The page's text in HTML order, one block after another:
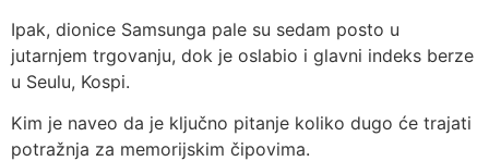
Ipak, dionice Samsunga pale su sedam posto u
jutarnjem trgovanju, dok je oslabio i glavni indeks berze
u Seulu, Kospi.
Kim je naveo da je ključno pitanje koliko dugo će trajati
potražnja za memorijskim čipovima.